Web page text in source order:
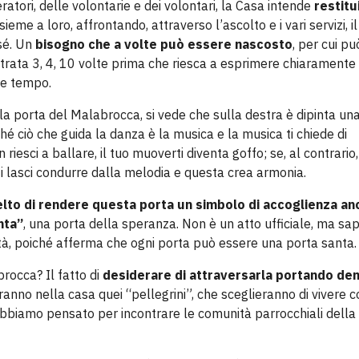
delle volontarie e dei volontari, la Casa intende
a loro, affrontando, attraverso l’ascolto e i vari servizi, il
Un bisogno che a volte può essere nascosto, per cui
3, 4, 10 volte prima che riesca a esprimere chiaramente
tempo.
porta del Malabrocca, si vede che sulla destra è dipinta
ciò che guida la danza è la musica e la musica ti chiede di
riesci a ballare, il tuo muoverti diventa goffo; se, al contrario,
condurre dalla melodia e questa crea armonia.
di rendere questa porta un simbolo di accoglienza
, una porta della speranza. Non è un atto ufficiale, ma
poiché afferma che ogni porta può essere una porta santa.
Il fatto di desiderare di attraversarla portando
nella casa quei “pellegrini”, che sceglieranno di vivere
pensato per incontrare le comunità parrocchiali della